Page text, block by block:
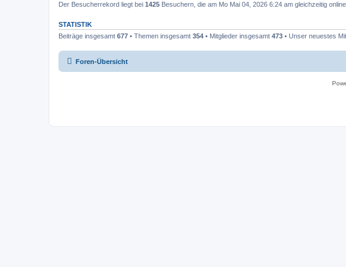
Der Besucherrekord liegt bei 1425 Besuchern, die am Mo Mai 04, 2026 6:24 am gleichzeitig
STATISTIK
Beiträge insgesamt 677 • Themen insgesamt 354 • Mitglieder insgesamt 473 • Unser neuestes
Foren-Übersicht